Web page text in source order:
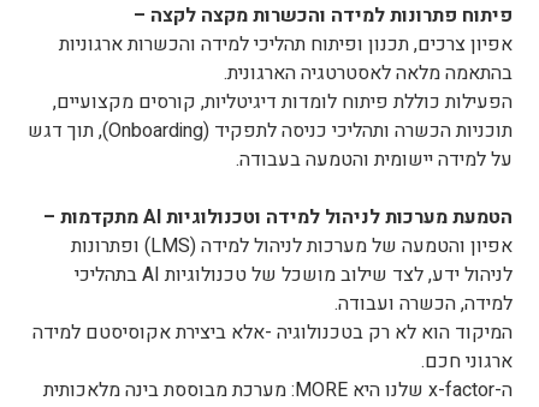
פיתוח פתרונות למידה והכשרות מקצה לקצה –
אפיון צרכים, תכנון ופיתוח תהליכי למידה והכשרות ארגוניות
בהתאמה מלאה לאסטרטגיה הארגונית.
הפעילות כוללת פיתוח לומדות דיגיטליות, קורסים מקצועיים,
תוכניות הכשרה ותהליכי כניסה לתפקיד (Onboarding), תוך דגש
על למידה יישומית והטמעה בעבודה.
הטמעת מערכות לניהול למידה וטכנולוגיות AI מתקדמות –
אפיון והטמעה של מערכות לניהול למידה (LMS) ופתרונות
לניהול ידע, לצד שילוב מושכל של טכנולוגיות AI בתהליכי
למידה, הכשרה ועבודה.
המיקוד הוא לא רק בטכנולוגיה -אלא ביצירת אקוסיסטם למידה
ארגוני חכם.
ה-x-factor שלנו היא MORE: מערכת מבוססת בינה מלאכותית